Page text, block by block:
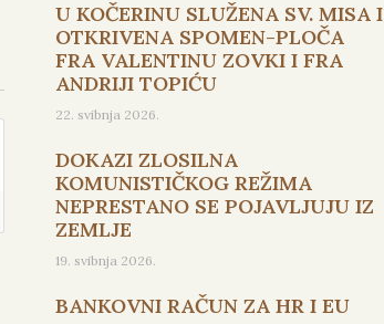
U KOČERINU SLUŽENA SV. MISA I
OTKRIVENA SPOMEN-PLOČA
FRA VALENTINU ZOVKI I FRA
ANDRIJI TOPIĆU
22. svibnja 2026.
DOKAZI ZLOSILNA
KOMUNISTIČKOG REŽIMA
NEPRESTANO SE POJAVLJUJU IZ
ZEMLJE
19. svibnja 2026.
BANKOVNI RAČUN ZA HR I EU